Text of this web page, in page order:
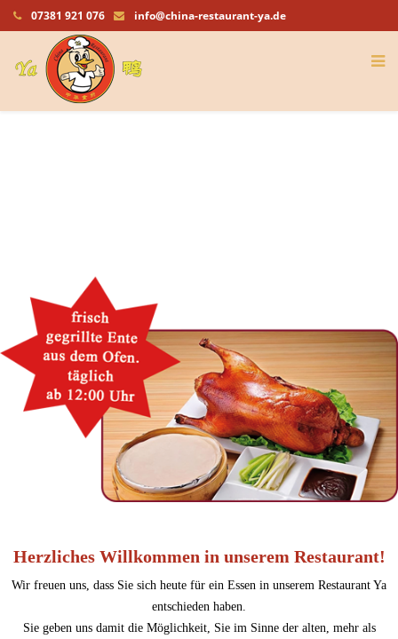
07381 921 076 info@china-restaurant-ya.de
Herzliches Willkommen in unserem Restaurant!
Wir freuen uns, dass Sie sich heute für ein Essen in unserem Restaurant Ya
entschieden haben.
Sie geben uns damit die Möglichkeit, Sie im Sinne der alten, mehr als